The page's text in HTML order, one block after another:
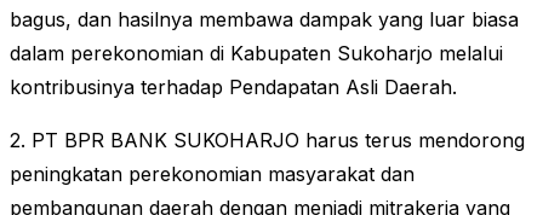
bagus, dan hasilnya membawa dampak yang luar biasa
dalam perekonomian di Kabupaten Sukoharjo melalui
kontribusinya terhadap Pendapatan Asli Daerah.
2. PT BPR BANK SUKOHARJO harus terus mendorong
peningkatan perekonomian masyarakat dan
pembangunan daerah dengan menjadi mitrakerja yang